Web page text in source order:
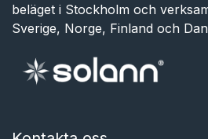
beläget i Stockholm och
Sverige, Norge, Finland och